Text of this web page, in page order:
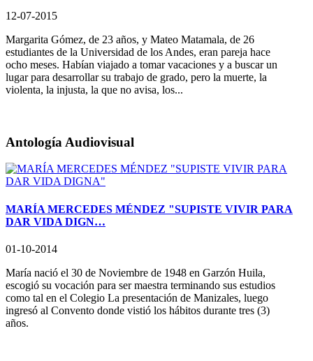
12-07-2015
Margarita Gómez, de 23 años, y Mateo Matamala, de 26
estudiantes de la Universidad de los Andes, eran pareja hace
ocho meses. Habían viajado a tomar vacaciones y a buscar un
lugar para desarrollar su trabajo de grado, pero la muerte, la
violenta, la injusta, la que no avisa, los...
Antología Audiovisual
MARÍA MERCEDES MÉNDEZ "SUPISTE VIVIR PARA
DAR VIDA DIGN…
01-10-2014
María nació el 30 de Noviembre de 1948 en Garzón Huila,
escogió su vocación para ser maestra terminando sus estudios
como tal en el Colegio La presentación de Manizales, luego
ingresó al Convento donde vistió los hábitos durante tres (3)
años.